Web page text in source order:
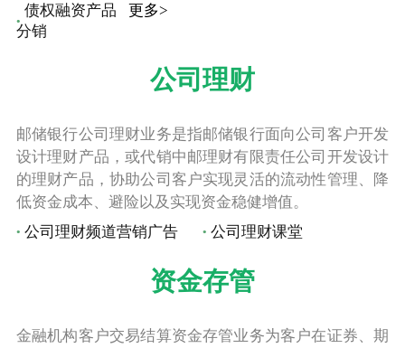
债权融资产品
分销
更多>
公司理财
邮储银行公司理财业务是指邮储银行面向公司客户开发
设计理财产品，或代销中邮理财有限责任公司开发设计
的理财产品，协助公司客户实现灵活的流动性管理、降
低资金成本、避险以及实现资金稳健增值。
公司理财频道营销广告
公司理财课堂
资金存管
金融机构客户交易结算资金存管业务为客户在证券、期